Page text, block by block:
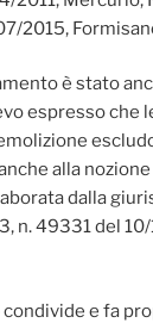
2015,
è stato
espresso che
alla
dalla
n. 49331 del
condivide e fa